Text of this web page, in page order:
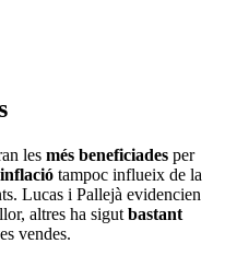
les més beneficiades per
inflació tampoc influeix de la
Lucas i Pallejà evidencien
altres ha sigut bastant
vendes.